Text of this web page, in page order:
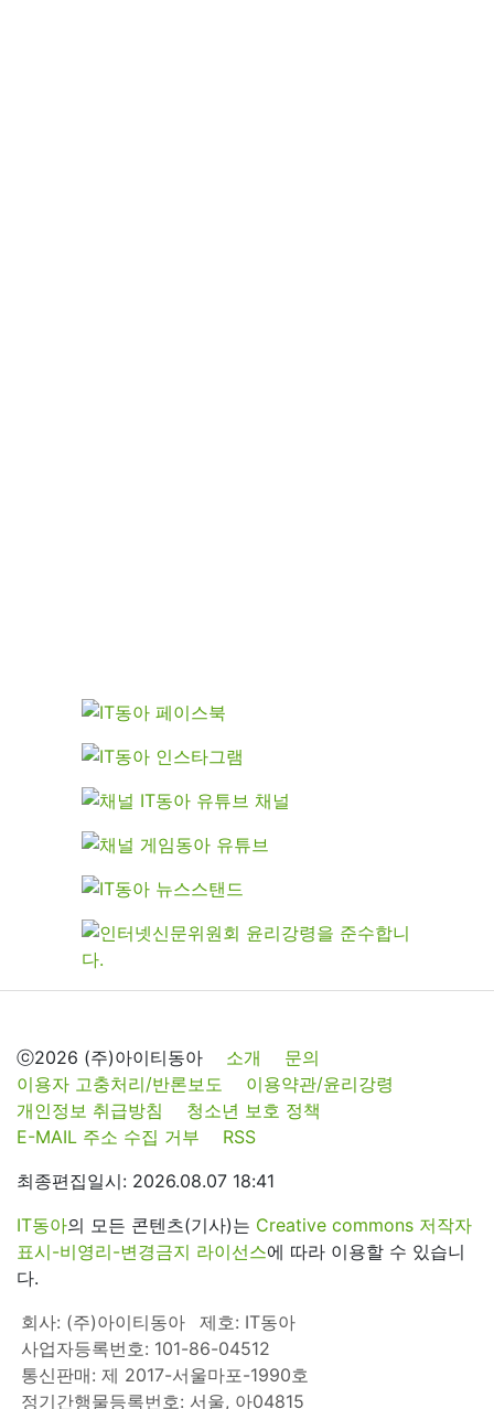
ⓒ2026 (주)아이티동아 소개
문의
이용자 고충처리/반론보도
이용약관/윤리강령
개인정보 취급방침
청소년 보호 정책
E-MAIL 주소 수집 거부
RSS
최종편집일시: 2026.08.07 18:41
IT동아의 모든 콘텐츠(기사)는 Creative commons 저작자
표시-비영리-변경금지 라이선스에 따라 이용할 수 있습니
다.
회사: (주)아이티동아
제호: IT동아
사업자등록번호: 101-86-04512
통신판매: 제 2017-서울마포-1990호
정기간행물등록번호: 서울, 아04815